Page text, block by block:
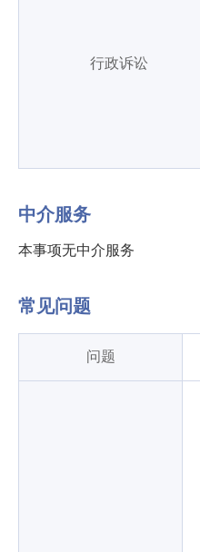
行政诉讼
中介服务
本事项无中介服务
常见问题
问题